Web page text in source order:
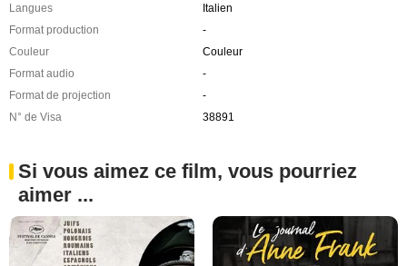
Langues
Italien
Format production
-
Couleur
Couleur
Format audio
-
Format de projection
-
N° de Visa
38891
Si vous aimez ce film, vous pourriez
aimer ...